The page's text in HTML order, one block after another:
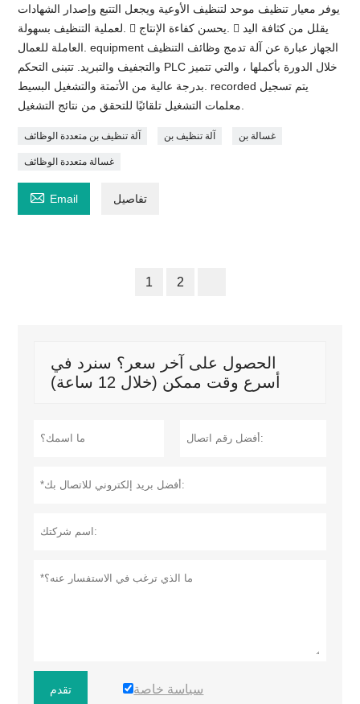
يوفر معيار تنظيف موحد لتنظيف الأوعية ويجعل التتبع وإصدار الشهادات
لعملية التنظيف بسهولة.  يحسن كفاءة الإنتاج.  يقلل من كثافة اليد
العاملة للعمال. equipment الجهاز عبارة عن آلة تدمج وظائف التنظيف
والتجفيف والتبريد. تتبنى التحكم PLC خلال الدورة بأكملها ، والتي تتميز
بدرجة عالية من الأتمتة والتشغيل البسيط. recorded يتم تسجيل
معلمات التشغيل تلقائيًا للتحقق من نتائج التشغيل.
آلة تنظيف بن متعددة الوظائف آلة تنظيف بن غسالة بن
غسالة متعددة الوظائف
 Email تفاصيل
1 2
الحصول على آخر سعر؟ سنرد في
أسرع وقت ممكن (خلال 12 ساعة)
تقدم سياسة خاصة